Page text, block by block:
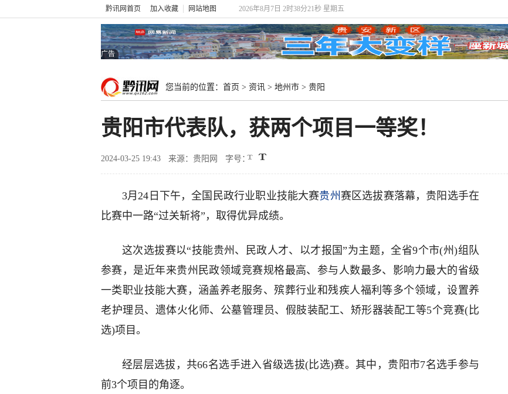
黔讯网首页 加入收藏 网站地图 2026年8月7日 2时38分21秒 星期五
广告
您当前的位置： 首页 > 资讯 > 地州市 > 贵阳
贵阳市代表队，获两个项目一等奖！
2024-03-25 19:43 来源：贵阳网 字号：
3月24日下午，全国民政行业职业技能大赛贵州 赛区选拔赛落幕，贵阳选手在
比赛中一路“过关斩将”，取得优异成绩。
这次选拔赛以“技能贵州、民政人才、以才报国”为主题，全省9个市(州)组队
参赛，是近年来贵州民政领域竞赛规格最高、参与人数最多、影响力最大的省级
一类职业技能大赛，涵盖养老服务、殡葬行业和残疾人福利等多个领域，设置养
老护理员、遗体火化师、公墓管理员、假肢装配工、矫形器装配工等5个竞赛(比
选)项目。
经层层选拔，共66名选手进入省级选拔(比选)赛。其中，贵阳市7名选手参与
前3个项目的角逐。